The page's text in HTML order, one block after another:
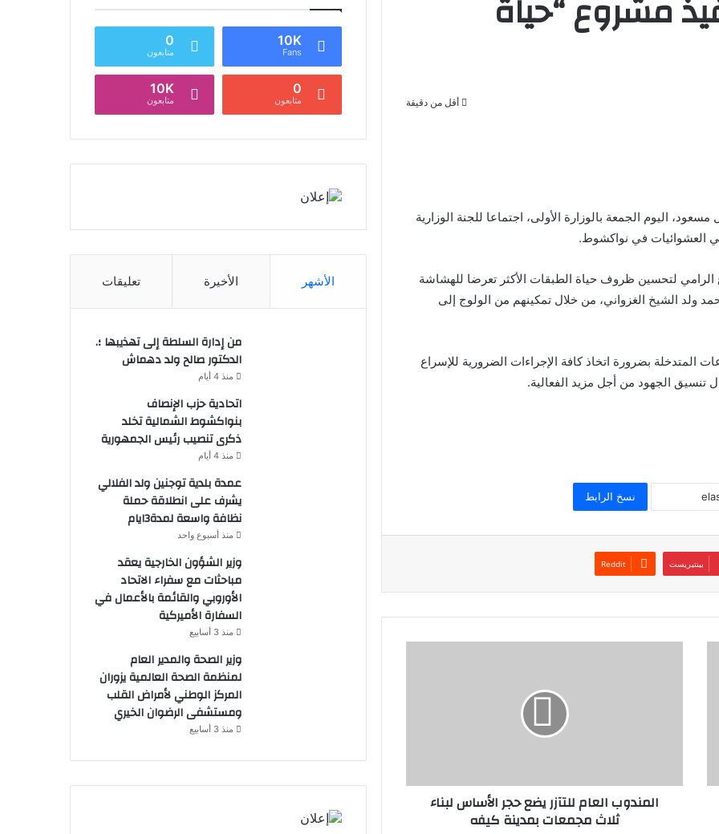
مشروع “حياة
أقل من دقيقة
اليوم الجمعة بالوزارة الأولى، اجتماعا للجنة الوزارية
العشوائيات في نواكشوط.
لتحسين ظروف حياة الطبقات الأكثر تعرضا للهشاشة
ولد الشيخ الغزواني، من خلال تمكينهم من الولوج إلى
المتدخلة بضرورة اتخاذ كافة الإجراءات الضرورية للإسراع
تنسيق الجهود من أجل مزيد الفعالية.
نسخ الرابط
بينتيريست
المندوب العام للتآزر يضع حجر الأساس لبناء
ثلاث مجمعات بمدينة كيفه
10K
Fans
0
متابعون
0
متابعون
10K
متابعون
الأشهر الأخيرة تعليقات
من إدارة السلطة إلى تهذيبها ؛.
الدكتور صالح ولد دهماش
منذ 4 أيام
اتحادية حزب الإنصاف
بنواكشوط الشمالية تخلد
ذكرى تنصيب رئيس الجمهورية
منذ 4 أيام
عمدة بلدية توجنين ولد الفلالي
يشرف على انطلاقة حملة
نظافة واسعة لمدة3ايام
منذ أسبوع واحد
وزير الشؤون الخارجية يعقد
مباحثات مع سفراء الاتحاد
الأوروبي والقائمة بالأعمال في
السفارة الأميركية
منذ 3 أسابيع
وزير الصحة والمدير العام
لمنظمة الصحة العالمية يزوران
المركز الوطني لأمراض القلب
ومستشفى الرضوان الخيري
منذ 3 أسابيع